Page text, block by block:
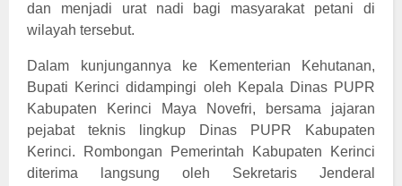
dan menjadi urat nadi bagi masyarakat petani di
wilayah tersebut.
Dalam kunjungannya ke Kementerian Kehutanan,
Bupati Kerinci didampingi oleh Kepala Dinas PUPR
Kabupaten Kerinci Maya Novefri, bersama jajaran
pejabat teknis lingkup Dinas PUPR Kabupaten
Kerinci. Rombongan Pemerintah Kabupaten Kerinci
diterima langsung oleh Sekretaris Jenderal